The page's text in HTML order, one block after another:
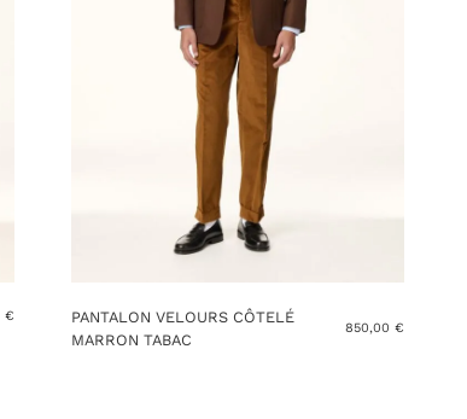
€
PANTALON VELOURS CÔTELÉ
MARRON TABAC
850,00 €